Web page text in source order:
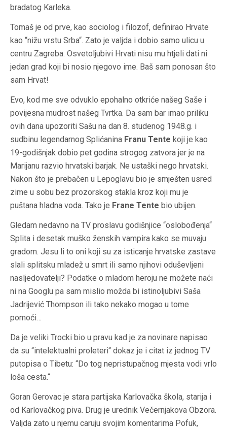
bradatog Karleka.
Tomaš je od prve, kao sociolog i filozof, definirao Hrvate
kao “nižu vrstu Srba“. Zato je valjda i dobio samo ulicu u
centru Zagreba. Osvetoljubivi Hrvati nisu mu htjeli dati ni
jedan grad koji bi nosio njegovo ime. Baš sam ponosan što
sam Hrvat!
Evo, kod me sve odvuklo epohalno otkriće našeg Saše i
povijesna mudrost našeg Tvrtka. Da sam bar imao priliku
ovih dana upozoriti Sašu na dan 8. studenog 1948.g. i
sudbinu legendarnog Splićanina Franu Tente koji je kao
19-godišnjak dobio pet godina strogog zatvora jer je na
Marijanu razvio hrvatski barjak. Ne ustaški nego hrvatski.
Nakon što je prebačen u Lepoglavu bio je smješten usred
zime u sobu bez prozorskog stakla kroz koji mu je
puštana hladna voda. Tako je Frane Tente bio ubijen.
Gledam nedavno na TV proslavu godišnjice “oslobođenja“
Splita i desetak muško ženskih vampira kako se muvaju
gradom. Jesu li to oni koji su za isticanje hrvatske zastave
slali splitsku mladež u smrt ili samo njihovi oduševljeni
nasljedovatelji? Podatke o mladom heroju ne možete naći
ni na Googlu pa sam mislio možda bi istinoljubivi Saša
Jadrijević Thompson ili tako nekako mogao u tome
pomoći…
Da je veliki Trocki bio u pravu kad je za novinare napisao
da su “intelektualni proleteri“ dokaz je i citat iz jednog TV
putopisa o Tibetu: “Do tog nepristupačnog mjesta vodi vrlo
loša cesta.“
Goran Gerovac je stara partijska Karlovačka škola, starija i
od Karlovačkog piva. Drug je urednik Večernjakova Obzora.
Valjda zato u njemu caruju svojim komentarima Pofuk,